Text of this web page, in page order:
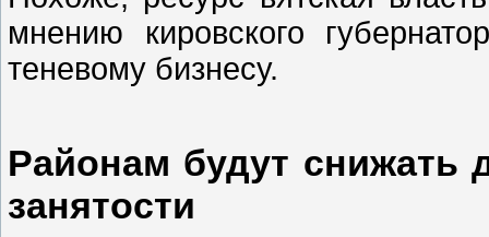
мнению кировского
теневому бизнесу.
Районам будут снижать
занятости